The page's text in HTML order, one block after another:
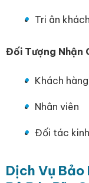
Tri ân
Đối Tượng Nhận
Khách hàng
Nhân viên
Đối tác
Dịch Vụ Bảo